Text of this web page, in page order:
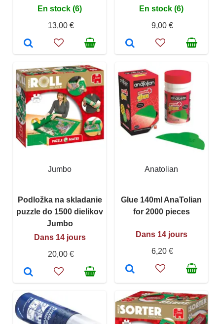
En stock (6)
13,00 €
En stock (6)
9,00 €
Jumbo
Podložka na skladanie
puzzle do 1500 dielikov
Jumbo
Dans 14 jours
20,00 €
Anatolian
Glue 140ml AnaTolian
for 2000 pieces
Dans 14 jours
6,20 €